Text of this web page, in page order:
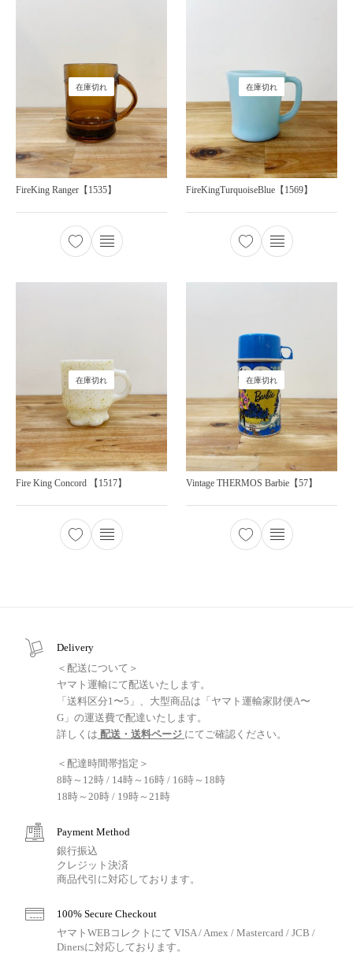
在庫切れ
FireKing Ranger【1535】
在庫切れ
FireKingTurquoiseBlue【1569】
在庫切れ
Fire King Concord 【1517】
在庫切れ
Vintage THERMOS Barbie【57】
Delivery
＜配送について＞
ヤマト運輸にて配送いたします。
「送料区分1〜5」、大型商品は「ヤマト運輸家財便A〜
G」の運送費で配達いたします。
詳しくは 配送・送料ページ にてご確認ください。
＜配達時間帯指定＞
8時～12時 / 14時～16時 / 16時～18時
18時～20時 / 19時～21時
Payment Method
銀行振込
クレジット決済
商品代引に対応しております。
100% Secure Checkout
ヤマトWEBコレクトにて VISA / Amex / Mastercard / JCB /
Dinersに対応しております。